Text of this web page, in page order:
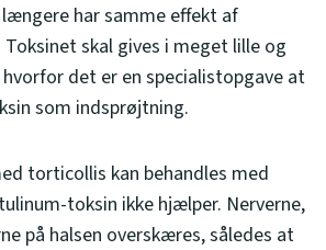
har samme effekt af
skal gives i meget lille og
det er en specialistopgave at
som indsprøjtning.
torticollis kan behandles med
toksin ikke hjælper. Nerverne,
på halsen overskæres, således at